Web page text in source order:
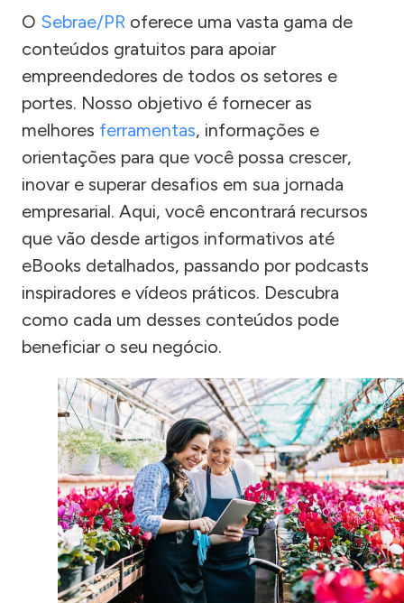
O Sebrae/PR oferece uma vasta gama de
conteúdos gratuitos para apoiar
empreendedores de todos os setores e
portes. Nosso objetivo é fornecer as
melhores ferramentas, informações e
orientações para que você possa crescer,
inovar e superar desafios em sua jornada
empresarial. Aqui, você encontrará recursos
que vão desde artigos informativos até
eBooks detalhados, passando por podcasts
inspiradores e vídeos práticos. Descubra
como cada um desses conteúdos pode
beneficiar o seu negócio.